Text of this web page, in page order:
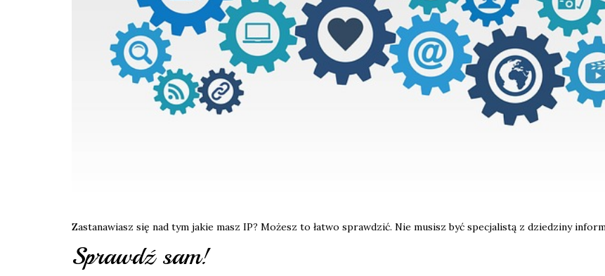
Zastanawiasz się nad tym jakie masz IP? Możesz to łatwo sprawdzić. Nie musisz być specjalistą z dziedziny
Sprawdź sam!